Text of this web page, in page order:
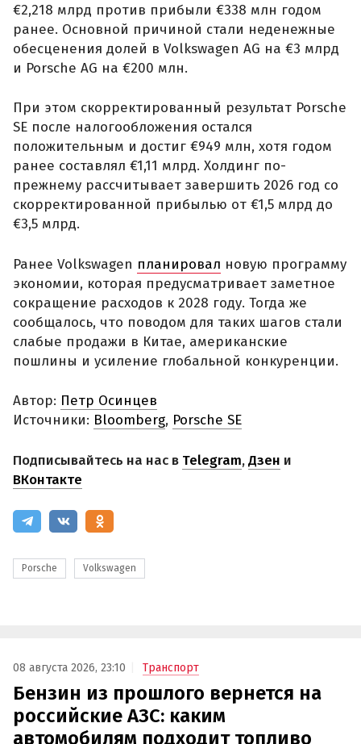
€2,218 млрд против прибыли €338 млн годом
ранее. Основной причиной стали неденежные
обесценения долей в Volkswagen AG на €3 млрд
и Porsche AG на €200 млн.
При этом скорректированный результат Porsche
SE после налогообложения остался
положительным и достиг €949 млн, хотя годом
ранее составлял €1,11 млрд. Холдинг по-
прежнему рассчитывает завершить 2026 год со
скорректированной прибылью от €1,5 млрд до
€3,5 млрд.
Ранее Volkswagen планировал новую программу
экономии, которая предусматривает заметное
сокращение расходов к 2028 году. Тогда же
сообщалось, что поводом для таких шагов стали
слабые продажи в Китае, американские
пошлины и усиление глобальной конкуренции.
Автор: Петр Осинцев
Источники: Bloomberg, Porsche SE
Подписывайтесь на нас в Telegram,Дзен и
ВКонтакте
Porsche Volkswagen
08 августа 2026, 23:10 Транспорт
Бензин из прошлого вернется на
российские АЗС: каким
автомобилям подходит топливо